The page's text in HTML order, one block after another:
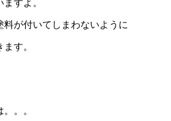
すよ。
が付いてしまわないように
す。
。。